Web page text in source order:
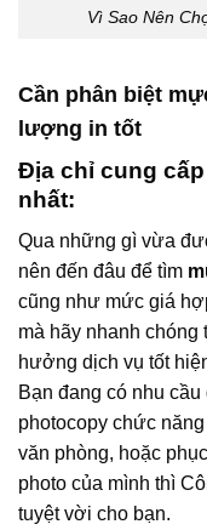
Vì Sao Nên
Cần phân biệt
lượng in tốt
Địa chỉ cung
nhất:
Qua những gì vừa
nên đến đâu để tìm
cũng như mức giá
mà hãy nhanh
hưởng dịch vụ tốt
Bạn đang có nhu
photocopy chức
văn phòng, hoặc
photo của mình thì
tuyệt vời cho bạn.